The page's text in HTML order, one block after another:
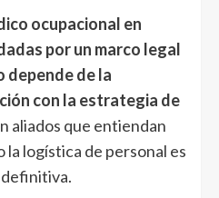
ocupacional en
por un marco legal
depende de la
con la estrategia de
aliados que entiendan
la logística de personal es